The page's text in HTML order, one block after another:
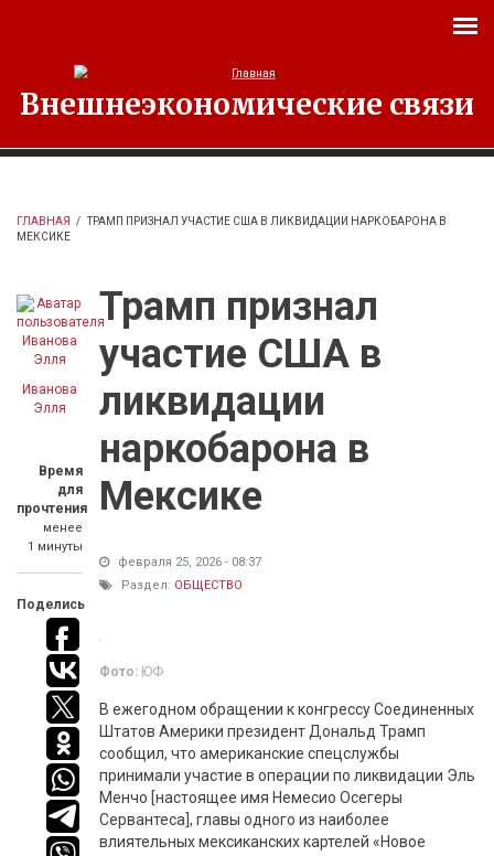
Внешнеэкономические связи
ГЛАВНАЯ / ТРАМП ПРИЗНАЛ УЧАСТИЕ США В ЛИКВИДАЦИИ НАРКОБАРОНА В
МЕКСИКЕ
Иванова
Элля
Время
для
прочтения
менее
1 минуты
Поделись
Трамп признал
участие США в
ликвидации
наркобарона в
Мексике
февраля 25, 2026 - 08:37
Раздел: ОБЩЕСТВО
Фото: ЮФ
В ежегодном обращении к конгрессу Соединенных
Штатов Америки президент Дональд Трамп
сообщил, что американские спецслужбы
принимали участие в операции по ликвидации Эль
Менчо [настоящее имя Немесио Осегеры
Сервантеса], главы одного из наиболее
влиятельных мексиканских картелей «Новое